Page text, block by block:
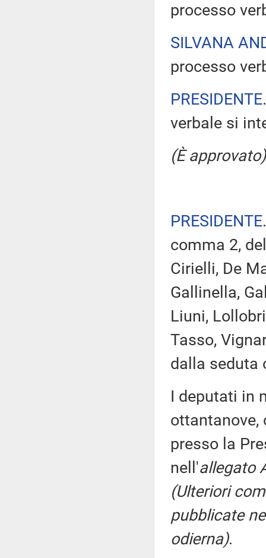
processo
SILVANA
processo
PRESIDENTE
verbale si
(È approvato)
PRESIDENTE
comma 2,
Cirielli, De
Gallinella,
Liuni,
Tasso,
dalla seduta
I deputati in
ottantanove,
presso la
nell'allegato
(Ulteriori
pubblicate
odierna).